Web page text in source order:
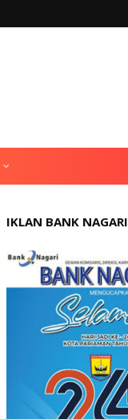
IKLAN BANK NAGARI